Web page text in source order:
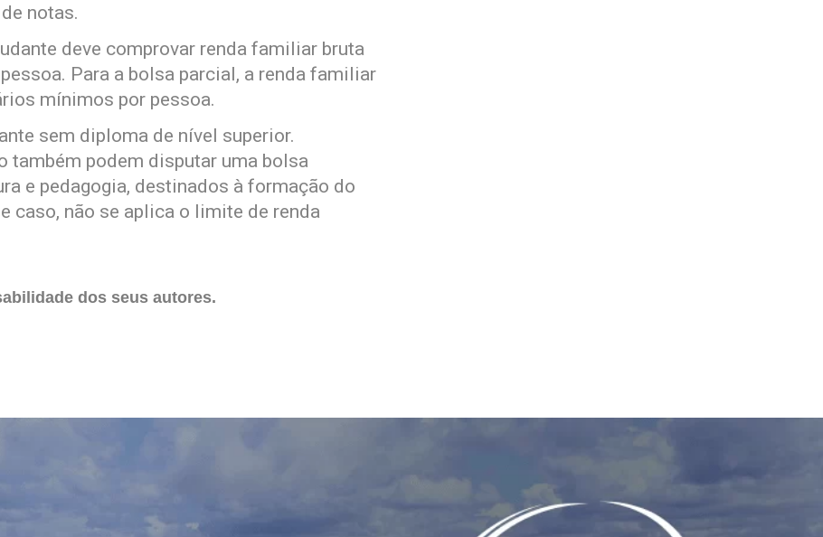
notas.
deve comprovar renda familiar bruta
Para a bolsa parcial, a renda familiar
mínimos por pessoa.
sem diploma de nível superior.
também podem disputar uma bolsa
e pedagogia, destinados à formação do
caso, não se aplica o limite de renda
dos seus autores.